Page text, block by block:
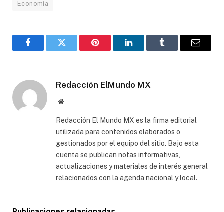
Economía
FacebookGorjeo Pinterest LinkedInTumblr
Correo
Redacción ElMundo MX
Sitio
Redacción El Mundo MX es la firma editorial
utilizada para contenidos elaborados o
gestionados por el equipo del sitio. Bajo esta
cuenta se publican notas informativas,
actualizaciones y materiales de interés general
relacionados con la agenda nacional y local.